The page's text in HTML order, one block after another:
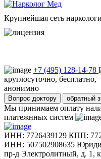
Крупнейшая сеть
+7 (495) 128-14-78
круглосуточно, бесплатно,
анонимно
Вопрос доктору обратный
Мы принимаем оплату
платежнных систем
ИНН: 7726439129 КПП:
ИНН: 507502908635
пр-д Электролитный, д. 1,